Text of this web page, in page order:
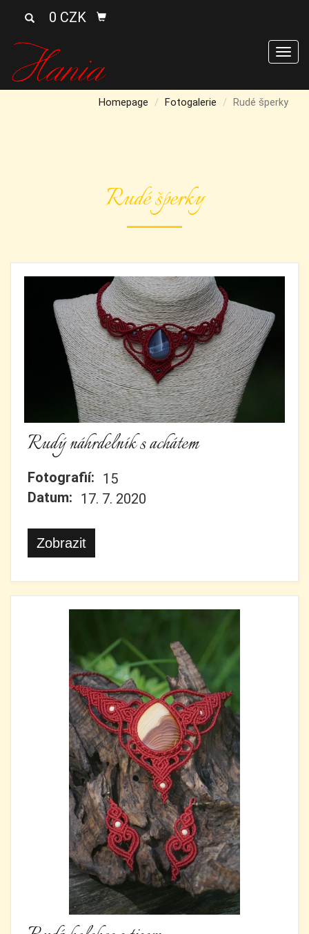
0 CZK
Homepage Fotogalerie Rudé šperky
Rudé šperky
Rudý náhrdelník s achátem
Fotografií: 15
Datum: 17. 7. 2020
Zobrazit